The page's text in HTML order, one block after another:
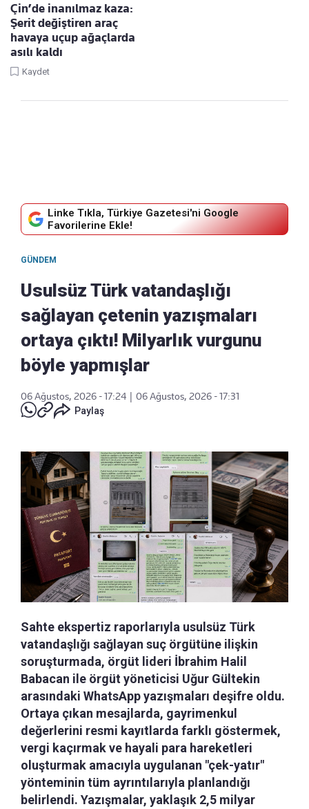
Çin’de inanılmaz kaza:
Şerit değiştiren araç
havaya uçup ağaçlarda
asılı kaldı
Kaydet
Linke Tıkla, Türkiye Gazetesi'ni Google
Favorilerine Ekle!
GÜNDEM
Usulsüz Türk vatandaşlığı
sağlayan çetenin yazışmaları
ortaya çıktı! Milyarlık vurgunu
böyle yapmışlar
06 Ağustos, 2026 - 17:24
06 Ağustos, 2026 - 17:31
Paylaş
Sahte ekspertiz raporlarıyla usulsüz Türk
vatandaşlığı sağlayan suç örgütüne ilişkin
soruşturmada, örgüt lideri İbrahim Halil
Babacan ile örgüt yöneticisi Uğur Gültekin
arasındaki WhatsApp yazışmaları deşifre oldu.
Ortaya çıkan mesajlarda, gayrimenkul
değerlerini resmi kayıtlarda farklı göstermek,
vergi kaçırmak ve hayali para hareketleri
oluşturmak amacıyla uygulanan "çek-yatır"
yönteminin tüm ayrıntılarıyla planlandığı
belirlendi. Yazışmalar, yaklaşık 2,5 milyar